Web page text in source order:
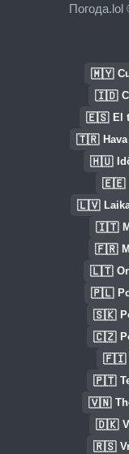
🇲🇾
🇮🇩
🇪🇸 El
🇹🇷
🇭🇺
🇪🇪
🇱🇻
🇮🇹
🇫🇷
🇱🇹
🇵🇱
🇸🇰
🇨🇿
🇫🇮
🇵🇹
🇻🇳
🇩🇰
🇷🇸